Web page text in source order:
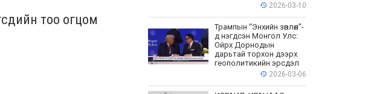
2026-03-10
Трампын “Энхийн зөвлөл”-
д нэгдсэн Монгол Улс:
Ойрх Дорнодын
дарьтай торхон дээрх
геополитикийн эрсдэл
2026-03-06